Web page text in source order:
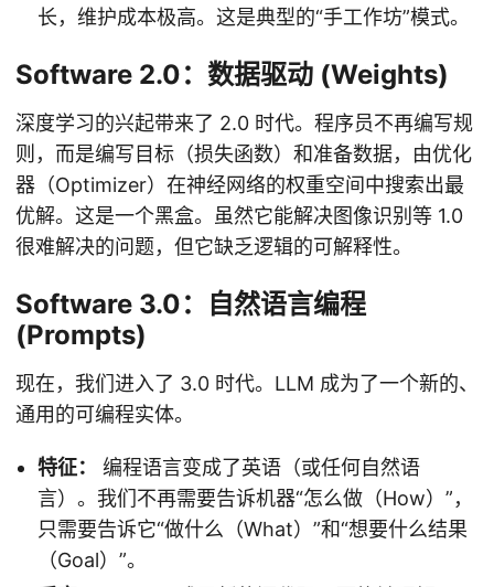
长，维护成本极高。这是典型的“手工作坊”模式。
Software 2.0：数据驱动 (Weights)
深度学习的兴起带来了 2.0 时代。程序员不再编写规
则，而是编写目标（损失函数）和准备数据，由优化
器（Optimizer）在神经网络的权重空间中搜索出最
优解。这是一个黑盒。虽然它能解决图像识别等 1.0
很难解决的问题，但它缺乏逻辑的可解释性。
Software 3.0：自然语言编程
(Prompts)
现在，我们进入了 3.0 时代。LLM 成为了一个新的、
通用的可编程实体。
特征：
编程语言变成了英语（或任何自然语
言）。我们不再需要告诉机器“怎么做（How）”，
只需要告诉它“做什么（What）”和“想要什么结果
（Goal）”。